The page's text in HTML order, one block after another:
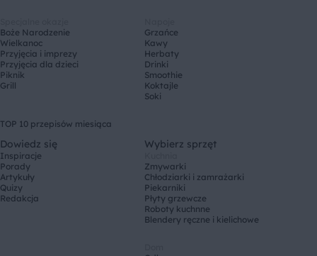
Boże Narodzenie
Wielkanoc
Przyjęcia i imprezy
Przyjęcia dla dzieci
Piknik
Grill
Grzańce
Kawy
Herbaty
Drinki
Smoothie
Koktajle
Soki
TOP 10 przepisów miesiąca
Dowiedz się
Inspiracje
Porady
Artykuły
Quizy
Redakcja
Wybierz sprzęt
Zmywarki
Chłodziarki i zamrażarki
Piekarniki
Płyty grzewcze
Roboty kuchnne
Blendery ręczne i kielichowe